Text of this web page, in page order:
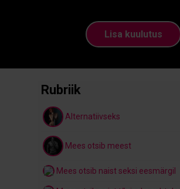
Lisa kuulutus
Rubriik
Alternatiivseks
Mees otsib meest
Mees otsib naist seksi eesmärgil